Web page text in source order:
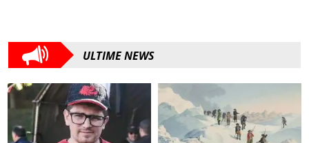
ULTIME NEWS